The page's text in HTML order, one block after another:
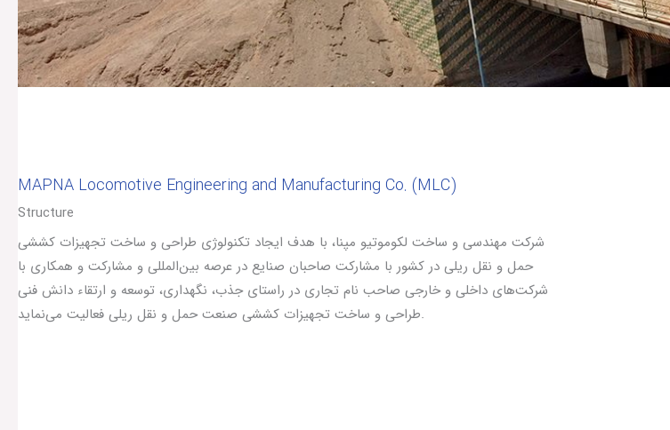
MAPNA Locomotive Engineering and Manufacturing Co. (MLC)
Structure
شرکت مهندسی و ساخت لکوموتیو مپنا، با هدف ایجاد تکنولوژی طراحی و ساخت تجهیزات کششی
حمل و نقل ریلی در کشور با مشارکت صاحبان صنایع در عرصه بین‌المللی و مشارکت و همکاری با
شرکت‌های داخلی و خارجی صاحب نام تجاری در راستای جذب، نگهداری، توسعه و ارتقاء دانش فنی
طراحی و ساخت تجهیزات کششی صنعت حمل و نقل ریلی فعالیت می‌نماید.